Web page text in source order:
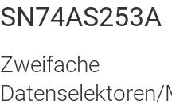
SN74AS253A
Zweifache